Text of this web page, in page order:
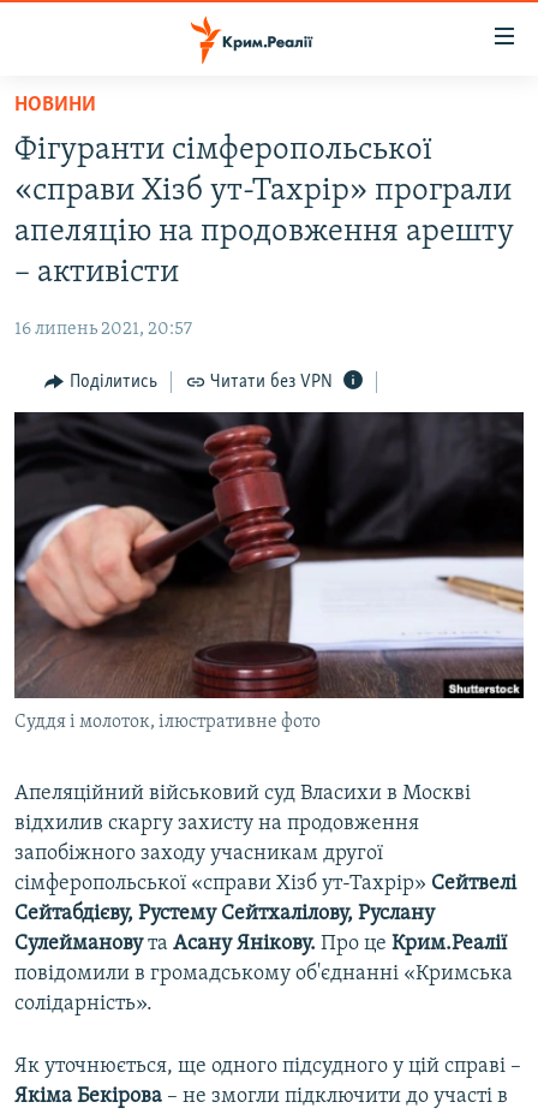
Перейти
основного
матеріалу
Перейти
до
основної
Перейти
пошуку
ВОДА.КРИМ
ВІДЕО ТА ФОТО
ІНТЕРВ'Ю
ВСЕ ЗА ДЕНЬ
СПЕЦПРОЕКТИ
ДЕПОРТАЦІЯ
ВІДЕОУРОКИ «ELIFBE»
СВІДЧЕННЯ ОКУПАЦІЇ
УКРАЇНСЬКА ПРОБЛЕМА КРИМУ
ЯК ОБІЙТИ БЛОКУВАННЯ
Русский
Qırımtatar
ДОЛУЧАЙСЯ!
Усі сайти RFE/RL
НОВИНИ
Фігуранти сімферопольської
«справи Хізб ут-Тахрір» програли
апеляцію на продовження арешту
– активісти
16 липень 2021, 20:57
Поділитись Читати без VPN
Суддя і молоток, ілюстративне фото
Апеляційний військовий суд Власихи в Москві
відхилив скаргу захисту на продовження
запобіжного заходу учасникам другої
сімферопольської «справи Хізб ут-Тахрір» Сейтвелі
Сейтабдієву, Рустему Сейтхалілову, Руслану
Сулеймановута Асану Янікову. Про це Крим.Реалії
повідомили в громадському об'єднанні «Кримська
солідарність».
Як уточнюється, ще одного підсудного у цій справі –
Якіма Бекірова – не змогли підключити до участі в